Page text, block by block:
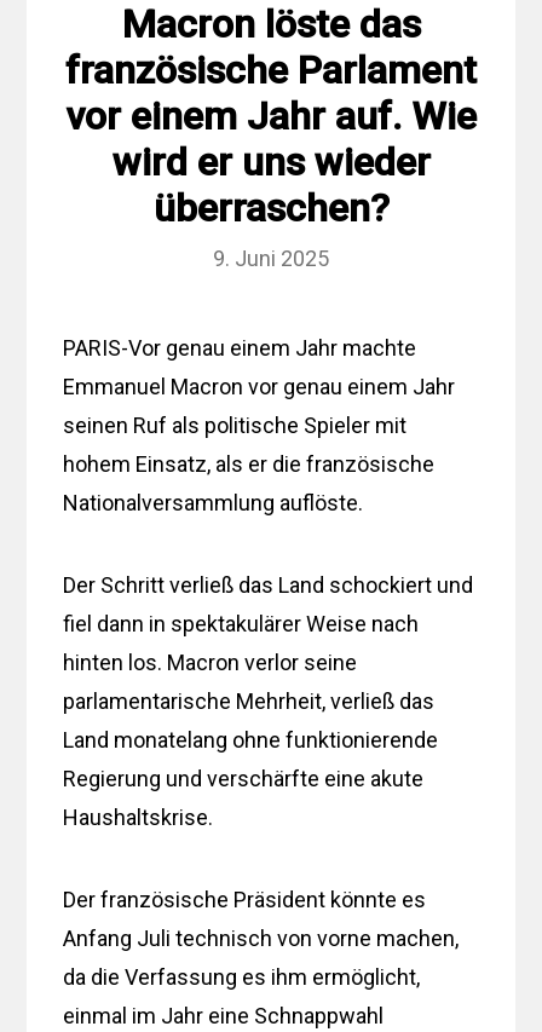
Macron löste das
französische Parlament
vor einem Jahr auf. Wie
wird er uns wieder
überraschen?
9. Juni 2025
PARIS-Vor genau einem Jahr machte
Emmanuel Macron vor genau einem Jahr
seinen Ruf als politische Spieler mit
hohem Einsatz, als er die französische
Nationalversammlung auflöste.
Der Schritt verließ das Land schockiert und
fiel dann in spektakulärer Weise nach
hinten los. Macron verlor seine
parlamentarische Mehrheit, verließ das
Land monatelang ohne funktionierende
Regierung und verschärfte eine akute
Haushaltskrise.
Der französische Präsident könnte es
Anfang Juli technisch von vorne machen,
da die Verfassung es ihm ermöglicht,
einmal im Jahr eine Schnappwahl